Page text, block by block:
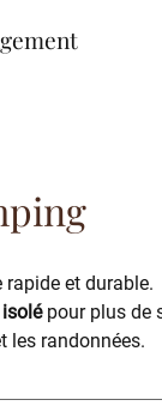
et durable.
pour plus de
les randonnées.